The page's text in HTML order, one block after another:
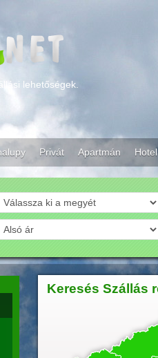
lehetőségek.
Privát Apartmán Hotel
Keresés Szállás